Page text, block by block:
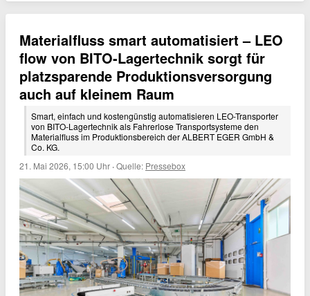
Materialfluss smart automatisiert – LEO
flow von BITO-Lagertechnik sorgt für
platzsparende Produktionsversorgung
auch auf kleinem Raum
Smart, einfach und kostengünstig automatisieren LEO-Transporter
von BITO-Lagertechnik als Fahrerlose Transportsysteme den
Materialfluss im Produktionsbereich der ALBERT EGER GmbH &
Co. KG.
21. Mai 2026, 15:00 Uhr ·Quelle: Pressebox